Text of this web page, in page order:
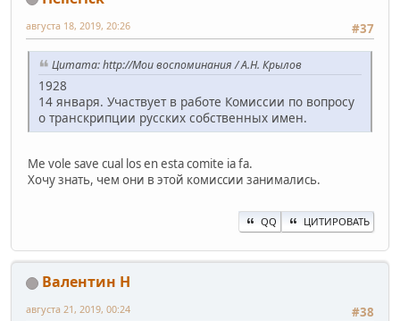
#37
августа 18, 2019, 20:26
Цитата: http://Мои воспоминания / А.Н. Крылов
1928
14 января. Участвует в работе Комиссии по вопросу
о транскрипции русских собственных имен.
Me vole save cual los en esta comite ia fa.
Хочу знать, чем они в этой комиссии занимались.
QQ ЦИТИРОВАТЬ
Валентин Н
#38
августа 21, 2019, 00:24